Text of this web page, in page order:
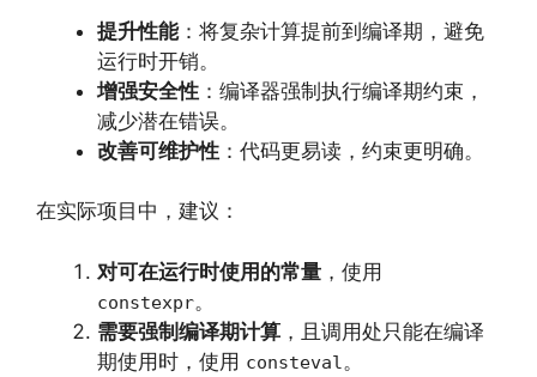
提升性能：将复杂计算提前到编译期，避免
运行时开销。
增强安全性 ：编译器强制执行编译期约束，
减少潜在错误。
改善可维护性 ：代码更易读，约束更明确。
在实际项目中，建议：
对可在运行时使用的常量 ，使用
constexpr。
需要强制编译期计算 ，且调用处只能在编译
期使用时，使用 consteval 。